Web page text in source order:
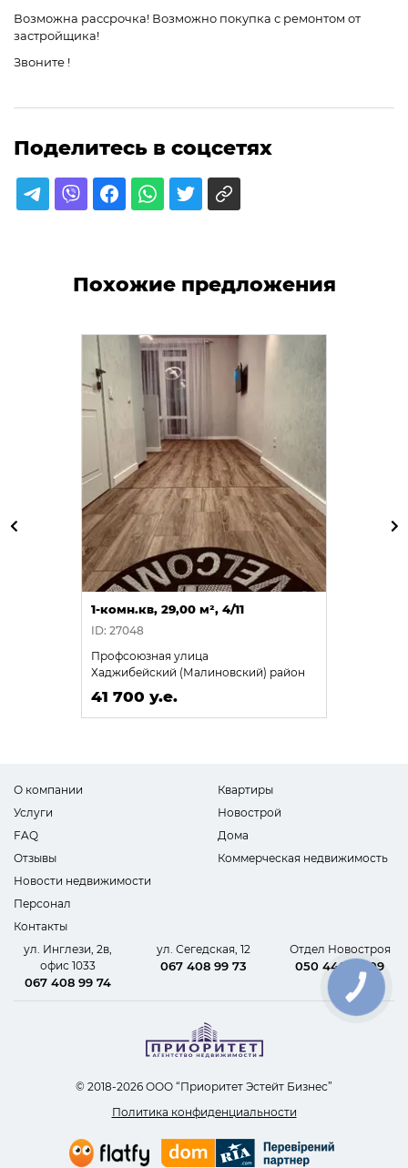
Возможна рассрочка! Возможно покупка с ремонтом от
застройщика!
Звоните !
Поделитесь в соцсетях
Похожие предложения
1-комн.кв, 29,00 м², 4/11
ID: 27048
Профсоюзная улица
Хаджибейский (Малиновский) район
41 700 у.е.
О компании
Услуги
FAQ
Отзывы
Новости недвижимости
Персонал
Контакты
Квартиры
Новострой
Дома
Коммерческая недвижимость
ул. Инглези, 2в,
офис 1033
067 408 99 74
ул. Сегедская, 12
067 408 99 73
Отдел Новостроя
050 440 62 09
© 2018-2026 ООО “Приоритет Эстейт Бизнес”
Политика конфиденциальности
КНОПКА
СВЯЗИ